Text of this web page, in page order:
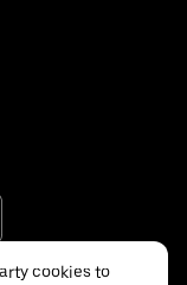
cookies to